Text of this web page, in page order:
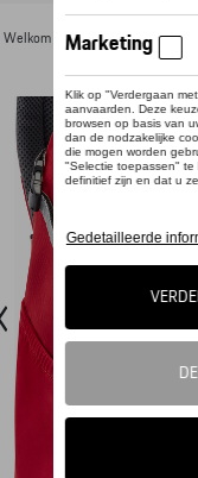
Welkom >Voor u >Voor